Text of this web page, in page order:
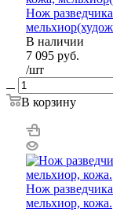
Нож
В наличии
7 095 руб.
/шт
В корзину
Нож
мельхиор, кожа.